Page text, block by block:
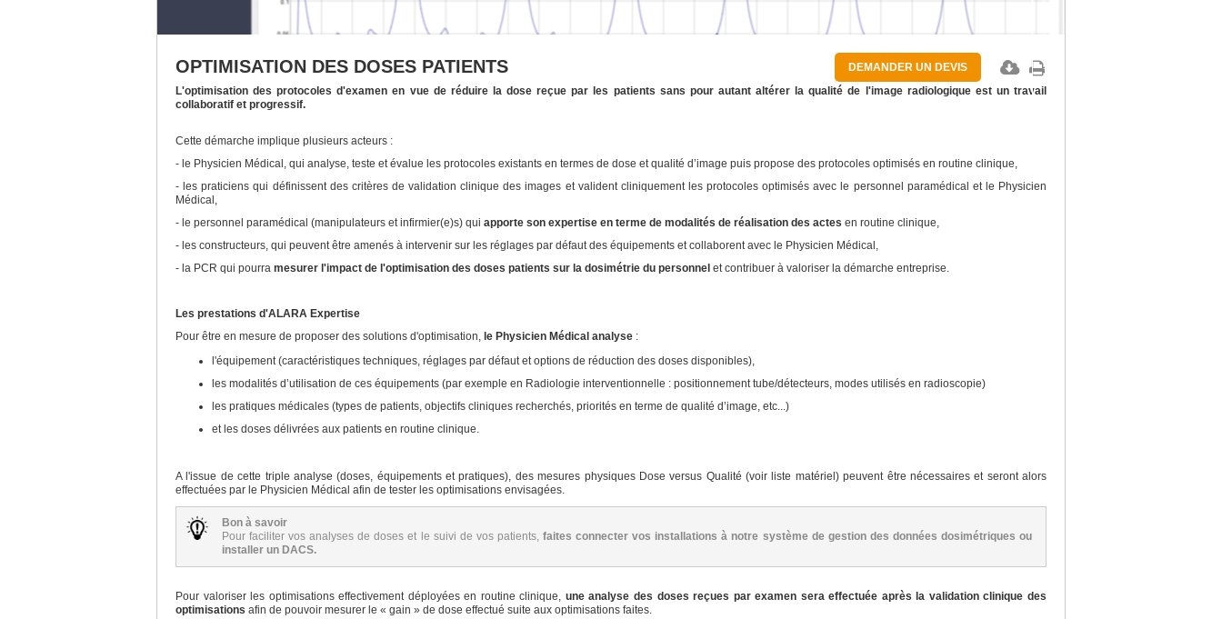
DEMANDER UN DEVIS
OPTIMISATION DES DOSES PATIENTS
L'optimisation des protocoles d'examen en vue de réduire la dose reçue par les patients sans pour autant altérer la qualité de l'image radiologique est un travail
collaboratif et progressif.
Cette démarche implique plusieurs acteurs :
- le Physicien Médical, qui analyse, teste et évalue les protocoles existants en termes de dose et qualité d’image puis propose des protocoles optimisés en routine clinique,
- les praticiens qui définissent des critères de validation clinique des images et valident cliniquement les protocoles optimisés avec le personnel paramédical et le Physicien
Médical,
- le personnel paramédical (manipulateurs et infirmier(e)s) qui apporte son expertise en terme de modalités de réalisation des actes en routine clinique,
- les constructeurs, qui peuvent être amenés à intervenir sur les réglages par défaut des équipements et collaborent avec le Physicien Médical,
- la PCR qui pourra mesurer l'impact de l'optimisation des doses patients sur la dosimétrie du personnel et contribuer à valoriser la démarche entreprise.
Les prestations d'ALARA Expertise
Pour être en mesure de proposer des solutions d'optimisation, le Physicien Médical analyse :
l'équipement (caractéristiques techniques, réglages par défaut et options de réduction des doses disponibles),
les modalités d’utilisation de ces équipements (par exemple en Radiologie interventionnelle : positionnement tube/détecteurs, modes utilisés en radioscopie)
les pratiques médicales (types de patients, objectifs cliniques recherchés, priorités en terme de qualité d’image, etc...)
et les doses délivrées aux patients en routine clinique.
A l'issue de cette triple analyse (doses, équipements et pratiques), des mesures physiques Dose versus Qualité (voir liste matériel) peuvent être nécessaires et seront alors
effectuées par le Physicien Médical afin de tester les optimisations envisagées.
Bon à savoir
Pour faciliter vos analyses de doses et le suivi de vos patients,faites connecter vos installations à notre système de gestion des données dosimétriques ou
installer un DACS.
Pour valoriser les optimisations effectivement déployées en routine clinique, une analyse des doses reçues par examen sera effectuée après la validation clinique des
optimisations afin de pouvoir mesurer le « gain » de dose effectué suite aux optimisations faites.